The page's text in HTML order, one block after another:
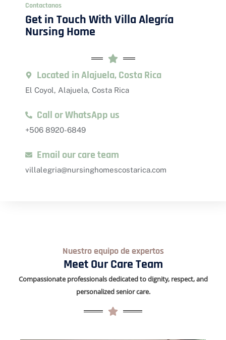
Contactanos
Get in Touch With Villa Alegría
Nursing Home
Located in Alajuela, Costa Rica
El Coyol, Alajuela, Costa Rica
Call or WhatsApp us
+506 8920-6849
Email our care team
villalegria@nursinghomescostarica.com
Nuestro equipo de expertos
Meet Our Care Team
Compassionate professionals dedicated to dignity, respect, and
personalized senior care.